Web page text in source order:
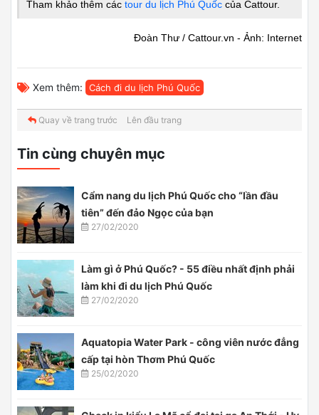
Tham khảo thêm các tour du lịch Phú Quốc của Cattour.
Đoàn Thư / Cattour.vn - Ảnh: Internet
Xem thêm: Cách đi du lịch Phú Quốc
Quay về trang trước Lên đầu trang
Tin cùng chuyên mục
Cẩm nang du lịch Phú Quốc cho “lần đầu
tiên” đến đảo Ngọc của bạn
27/02/2020
Làm gì ở Phú Quốc? - 55 điều nhất định phải
làm khi đi du lịch Phú Quốc
27/02/2020
Aquatopia Water Park - công viên nước đẳng
cấp tại hòn Thơm Phú Quốc
25/02/2020